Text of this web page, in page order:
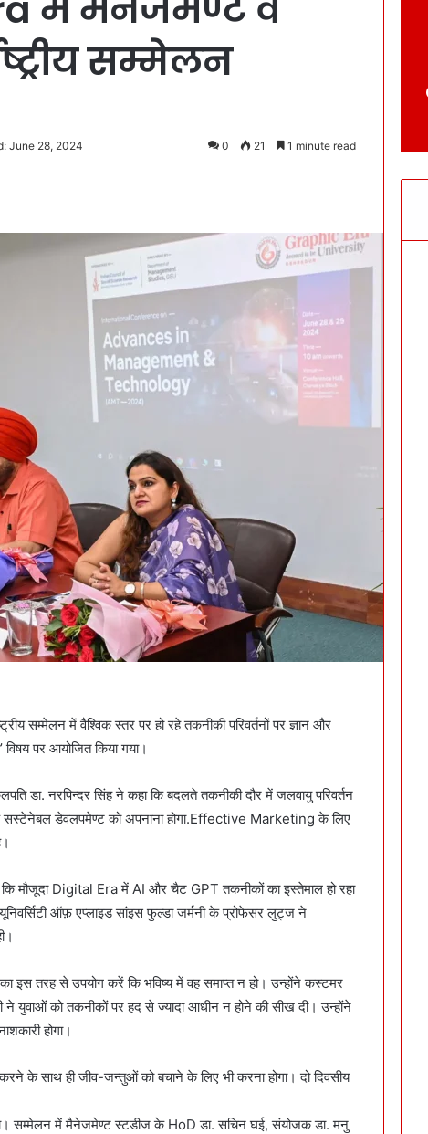
सम्मेलन
June 28, 2024 0 21 1 minute read
सम्मेलन में वैश्विक स्तर पर हो रहे तकनीकी परिवर्तनों पर ज्ञान और
पर आयोजित किया गया।
डा. नरपिन्दर सिंह ने कहा कि बदलते तकनीकी दौर में जलवायु परिवर्तन
सस्टेनेबल डेवलपमेण्ट को अपनाना होगा.Effective Marketing के लिए
मौजूदा Digital Era में AI और चैट GPT तकनीकों का इस्तेमाल हो रहा
ऑफ़ एप्लाइड सांइस फुल्डा जर्मनी के प्रोफेसर लुट्ज ने
का इस तरह से उपयोग करें कि भविष्य में वह समाप्त न हो। उन्होंने कस्टमर
ने युवाओं को तकनीकों पर हद से ज्यादा आधीन न होने की सीख दी। उन्होंने
होगा।
के साथ ही जीव-जन्तुओं को बचाने के लिए भी करना होगा। दो दिवसीय
सम्मेलन में मैनेजमेण्ट स्टडीज के HoD डा. सचिन घई, संयोजक डा. मनु